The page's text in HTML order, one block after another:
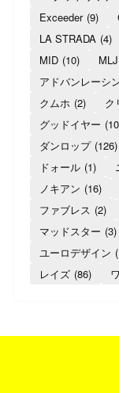
Exceeder (9)
LA STRADA (4)
MID (10) MLJ
アドバンレーシ
クムホ (2) ク
グッドイヤー
ダンロップ (126)
ドォール (1)
ノキアン (16)
ファブレス (2)
マッドスター (3)
ユーロデザイン
レイズ (86)